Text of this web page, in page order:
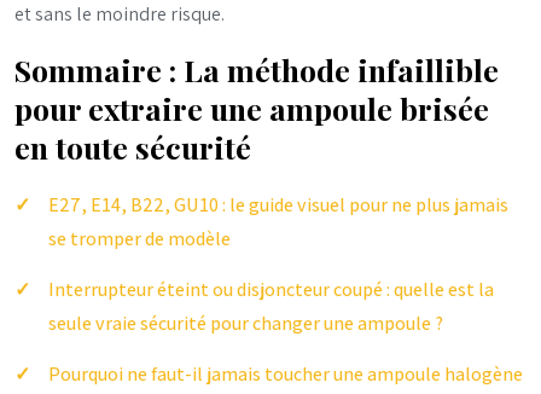
et sans le moindre risque.
Sommaire : La méthode infaillible
pour extraire une ampoule brisée
en toute sécurité
E27, E14, B22, GU10 : le guide visuel pour ne plus jamais
se tromper de modèle
Interrupteur éteint ou disjoncteur coupé : quelle est la
seule vraie sécurité pour changer une ampoule ?
Pourquoi ne faut-il jamais toucher une ampoule halogène